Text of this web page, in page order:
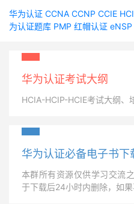
华为认证 CCNA CCNP CCIE
为认证题库 PMP 红帽认证 eNSP
华为认证考试大纲
HCIA-HCIP-HCIE考试大纲、
华为认证必备电子书下
本群所有资源仅供学习交流
于下载后24小时内删除，如果